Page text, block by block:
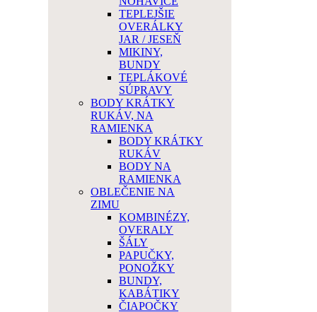
TEPLEJŠIE
OVERÁLKY
JAR / JESEŇ
MIKINY,
BUNDY
TEPLÁKOVÉ
SÚPRAVY
BODY KRÁTKY
RUKÁV, NA
RAMIENKA
BODY KRÁTKY
RUKÁV
BODY NA
RAMIENKA
OBLEČENIE NA
ZIMU
KOMBINÉZY,
OVERALY
ŠÁLY
PAPUČKY,
PONOŽKY
BUNDY,
KABÁTIKY
ČIAPOČKY